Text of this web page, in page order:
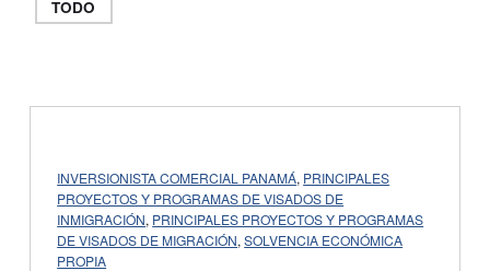
TODO
INVERSIONISTA COMERCIAL PANAMÁ, PRINCIPALES
PROYECTOS Y PROGRAMAS DE VISADOS ​​DE
INMIGRACIÓN, PRINCIPALES PROYECTOS Y PROGRAMAS
DE VISADOS ​​DE MIGRACIÓN,SOLVENCIA ECONÓMICA
PROPIA